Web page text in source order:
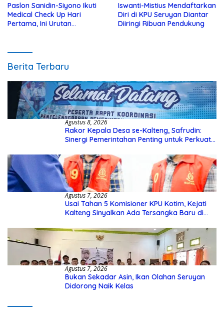
Paslon Sanidin-Siyono Ikuti
Medical Check Up Hari
Pertama, Ini Urutan
Iswanti-Mistius Mendaftarkan
Diri di KPU Seruyan Diantar
Diiringi Ribuan Pendukung
Berita Terbaru
Agustus 8, 2026
Rakor Kepala Desa se-Kalteng, Safrudin:
Sinergi Pemerintahan Penting untuk Perkuat
Agustus 7, 2026
Usai Tahan 5 Komisioner KPU Kotim, Kejati
Kalteng Sinyalkan Ada Tersangka Baru di
Agustus 7, 2026
Bukan Sekadar Asin, Ikan Olahan Seruyan
Didorong Naik Kelas